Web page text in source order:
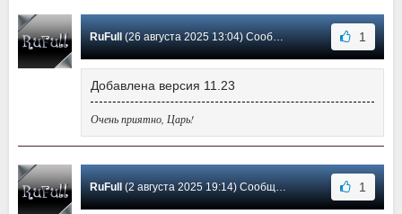
RuFull(26 августа 2025 13:04) Сообщение #42 1
Добавлена версия 11.23
Очень приятно, Царь!
RuFull(2 августа 2025 19:14) Сообщение #41 1